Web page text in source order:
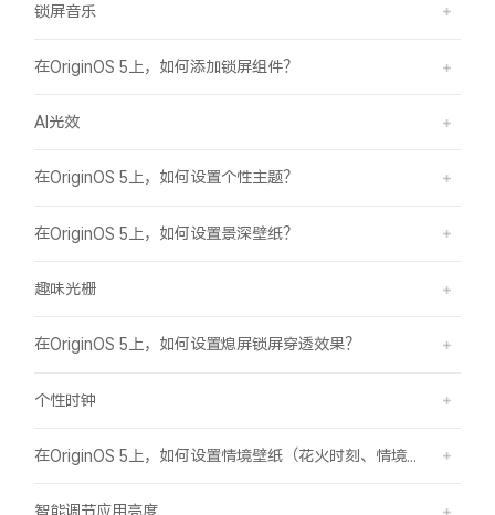
锁屏音乐
在OriginOS 5上，如何添加锁屏组件？
AI光效
在OriginOS 5上，如何设置个性主题？
在OriginOS 5上，如何设置景深壁纸？
趣味光栅
在OriginOS 5上，如何设置熄屏锁屏穿透效果？
个性时钟
智能调节应用亮度